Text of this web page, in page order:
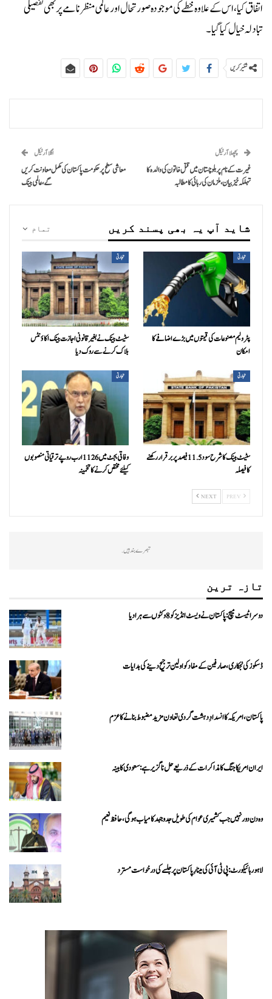
اتفاق کیا، اس کے علاوہ خطے کی موجودہ صورتحال اور عالمی منظرنامے پر بھی تفصیلی
تبادلہ خیال کیا گیا۔
شئیر کریں
پچھلا آرٹیکل
غیرت کے نام پر بلوچستان میں قتل خاتون کی والدہ کا
تہلکہ خیز بیان، ملزمان کی رہائی کا مطالبہ
اگلا آرٹیکل
معاشی سطح پر حکومت پاکستان کی مکمل معاونت کریں
گے، عالمی بینک
تمام شاید آپ یہ بھی پسند کریں
تجارتی
پٹرولیم مصنوعات کی قیمتوں میں بڑے اضافے کا
امکان
تجارتی
سٹیٹ بینک نے بغیر قانونی اجازت بینک اکاؤنٹس
بلاک کرنے سے روک دیا
تجارتی
سٹیٹ بینک کا شرح سود 11.5 فیصد پر برقرار رکھنے
کا فیصلہ
تجارتی
وفاقی بجٹ میں 1126 ارب روپے ترقیاتی منصوبوں
کیلئے مختص کرنے کا تخمینہ
NEXT
تبصرے بند ہیں.
تازہ ترین
دوسرا ٹیسٹ میچ: پاکستان نے ویسٹ انڈیز کو 8 وکٹوں سے ہرا دیا
ڈسکوز کی نجکاری،صارفین کے مفاد کو اولین ترجیح دینے کی ہدایات
پاکستان، امریکہ کا انسدادِ دہشت گردی تعاون مزید مضبوط بنانے کا عزم
ایران امریکا جنگ کا مذاکرات کے ذریعے حل ناگزیر ہے: سعودی کابینہ
وہ دن دور نہیں جب کشمیری عوام کی طویل جدوجہد کامیاب ہوگی،حافظ نعیم
لاہور ہائیکورٹ: پی ٹی آئی کی مینارِ پاکستان پر جلسے کی درخواست مسترد